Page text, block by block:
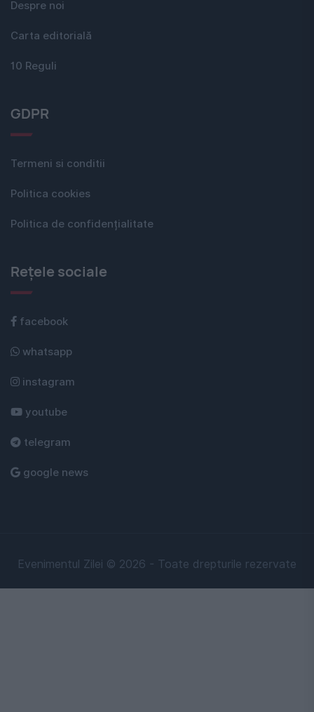
Despre noi
Carta editorială
10 Reguli
GDPR
Termeni si conditii
Politica cookies
Politica de confidențialitate
Rețele sociale
facebook
whatsapp
instagram
youtube
telegram
google news
Evenimentul Zilei © 2026 - Toate drepturile rezervate